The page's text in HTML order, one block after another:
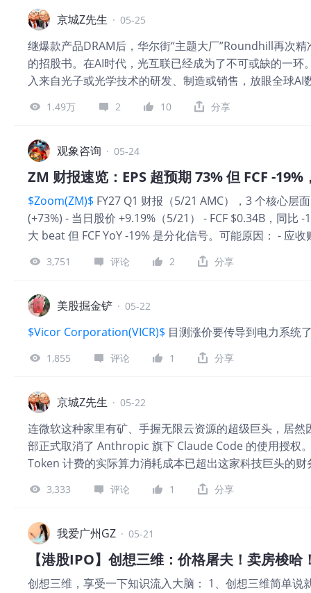
续走强，仍需后续财报验证企业软件支出的韧性。 关于“
度悲观预期的修正。当前仍存在上车机会，但宜采取分
作上，已持有半导体仓位的投资者可继续持有；想参与
跟踪龙头公司的业绩指引。
京城Z先生 · 05-25
继爆款产品DRAM后，华尔街“主题大厂”Roundhill再次
的招股书。在AI时代，光互联已经成为了不可或缺的一
入来自光子或光学技术的研发、制造或销售，放眼全球
储，中国有光通信”的认知将成为全球投资者的思想钢
485(a)流程，LYTE预计将在8月上旬正式挂牌。DRAM上
倍数其实一直很低，而美股的光通信（Lite、Cohr）的
和海外的光通信公司的估值差可能会迎来收窄。
Photonics ETF(EUV)$
1.49万 2 10 分享
观象咨询 · 05-24
ZM 财报速览：EPS 超预期 73% 但 FCF -19%
$Zoom(ZM)$ FY27 Q1 财报（5/21 AMC），3 个核心层
(+73%) - 当日股价 +9.19%（5/21） - FCF $0.34B，同比
大 beat 但 FCF YoY -19% 是分化信号。可能原因： - 应
Companion 推广 capex 上升 - 单季非现金会计调整放
（AlphaSeeker） - 模型 PE 取 27.5x（Tech 板块均值
验证 AI Companion 故事 B) 等 FCF -19% 在 Q2 兑现真
3,751 评论 2 分享
美股掘金铲 · 05-22
$Vicor Corporation(VICR)$ 目测涨价要传导到电力系统
1,855 评论 1 分享
京城Z先生 · 05-22
连微软这种家里有矿、手握无限云资源的超级巨头，居
部正式取消了 Anthropic 旗下 Claude Code 的使用授权
Token 计费的实际算力消耗成本已超出这家科技巨头的
忘录警告，公司在 2026 年前四个月便已将全年的 AI 专
37%，而微软旗下的 GitHub 也正在全面废除固定费率
随着模型迭代，推理和 Token 成本会遵循某种超摩尔定
业级客户试图将大语言模型（LLM）全面接入高频生产
现指数级暴涨。 图表清晰地展示了这种财务异动：在
成本（Per-Token AI Compute Cost）的陡峭上扬，直
3,333 评论 1 分享
我爱广州GZ · 05-21
【港股IPO】创想三维：价格屠夫！卖房梭哈
创想三维，享受一下知识流入大脑： 1、创想三维简单